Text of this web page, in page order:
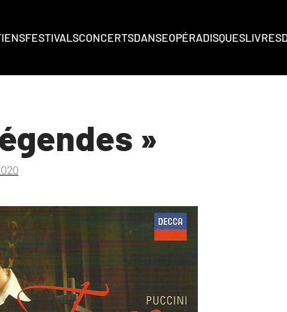
FESTIVALSCONCERTSDANSEOPÉRADISQUESLIVRES
»